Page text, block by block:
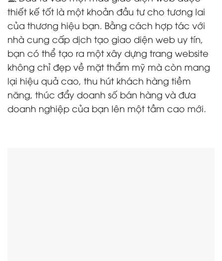
thiết kế tốt là một khoản đầu tư cho tương lai
của thương hiệu bạn. Bằng cách hợp tác với
nhà cung cấp dịch tạo giao diện web uy tín,
bạn có thể tạo ra một xây dựng trang website
không chỉ đẹp về mặt thẩm mỹ mà còn mang
lại hiệu quả cao, thu hút khách hàng tiềm
năng, thúc đẩy doanh số bán hàng và đưa
doanh nghiệp của bạn lên một tầm cao mới.